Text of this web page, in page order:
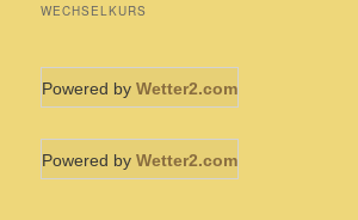
WECHSELKURS
Powered byWetter2.com
Powered byWetter2.com